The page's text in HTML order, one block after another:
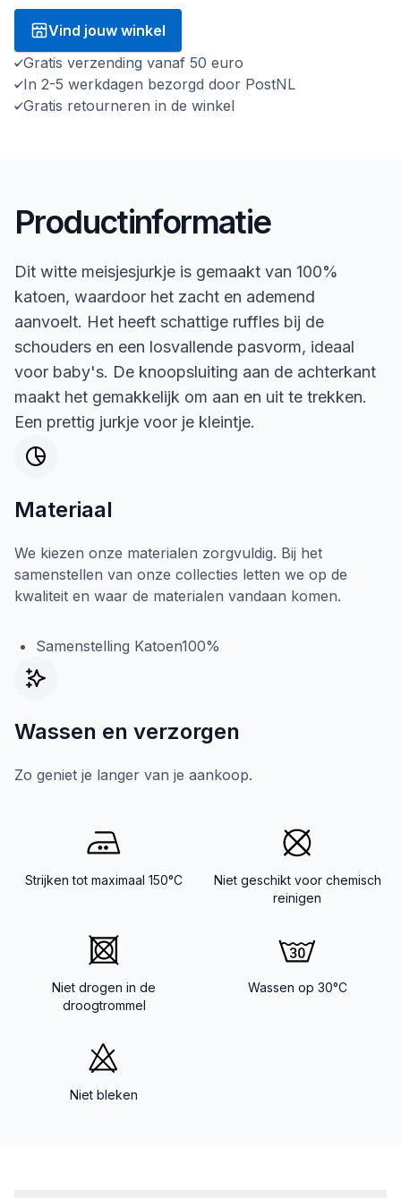
Vind jouw winkel
Gratis verzending vanaf 50 euro
In 2-5 werkdagen bezorgd door PostNL
Gratis retourneren in de winkel
Productinformatie
Dit witte meisjesjurkje is gemaakt van 100%
katoen, waardoor het zacht en ademend
aanvoelt. Het heeft schattige ruffles bij de
schouders en een losvallende pasvorm, ideaal
voor baby's. De knoopsluiting aan de achterkant
maakt het gemakkelijk om aan en uit te trekken.
Een prettig jurkje voor je kleintje.
Materiaal
We kiezen onze materialen zorgvuldig. Bij het
samenstellen van onze collecties letten we op de
kwaliteit en waar de materialen vandaan komen.
Samenstelling Katoen100%
Wassen en verzorgen
Zo geniet je langer van je aankoop.
Strijken tot maximaal 150°C
Niet geschikt voor chemisch
reinigen
Niet drogen in de
droogtrommel
Wassen op 30°C
Niet bleken